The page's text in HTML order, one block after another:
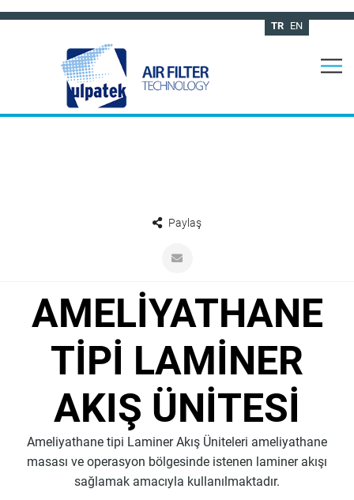
TR EN
Paylaş
AMELİYATHANE
TİPİ LAMİNER
AKIŞ ÜNİTESİ
Ameliyathane tipi Laminer Akış Üniteleri ameliyathane
masası ve operasyon bölgesinde istenen laminer akışı
sağlamak amacıyla kullanılmaktadır.